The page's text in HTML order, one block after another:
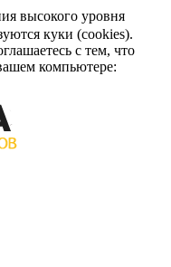
высокого уровня
куки (cookies).
с тем, что
компьютере: